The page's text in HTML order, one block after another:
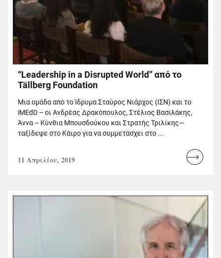
“Leadership in a Disrupted World” από το
Tällberg Foundation
Μια ομάδα από το Ίδρυμα Σταύρος Νιάρχος (ΙΣΝ) και το
iMEdD – οι Ανδρέας Δρακόπουλος, Στέλιος Βασιλάκης,
Άννα – Κύνθια Μπουσδούκου και Στρατής Τριλίκης—
ταξίδεψε στο Κάιρο για να συμμετάσχει στο ...
11 Απριλίου, 2019
Read